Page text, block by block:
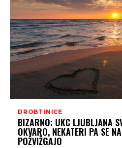
DROBTINICE
BIZARNO: UKC LJUBLJANA
OKVARO, NEKATERI PA SE
POŽVIŽGAJO